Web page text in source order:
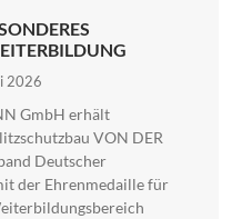
2026
GmbH erhält
VON DER
Deutscher
der Ehrenmedaille für